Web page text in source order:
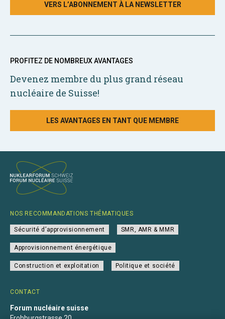
VERS L’ABONNEMENT À LA NEWSLETTER
PROFITEZ DE NOMBREUX AVANTAGES
Devenez membre du plus grand réseau
nucléaire de Suisse!
LES AVANTAGES EN TANT QUE MEMBRE
CONTACT
Forum nucléaire suisse
NOS RECOMMANDATIONS THÉMATIQUES
Sécurité d’approvisionnement SMR, AMR & MMR
Approvisionnement énergétique
Construction et exploitation Politique et société